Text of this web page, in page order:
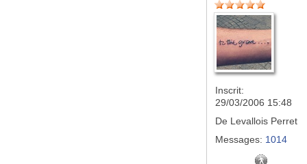
Inscrit:
29/03/2006 15:48
De Levallois Perret
Messages: 1014